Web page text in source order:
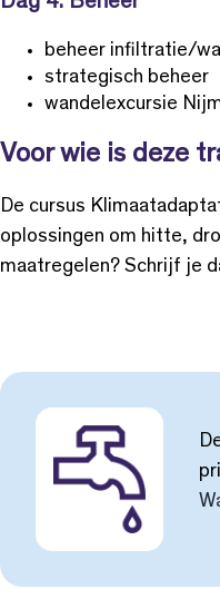
beheer infiltratie/
strategisch beheer
wandelexcursie
Voor wie is deze
De cursus
oplossingen om hitte,
maatregelen? Schrijf je